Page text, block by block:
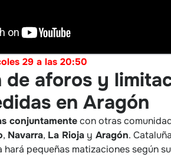
es 29 a las 20:50
de aforos y
en Aragón
conjuntamentecon otras
, Navarra, La Rioja y Aragón.
pequeñas matizaciones según